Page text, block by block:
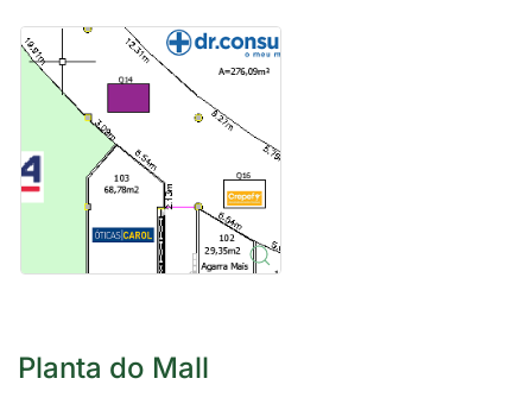
Planta do Mall